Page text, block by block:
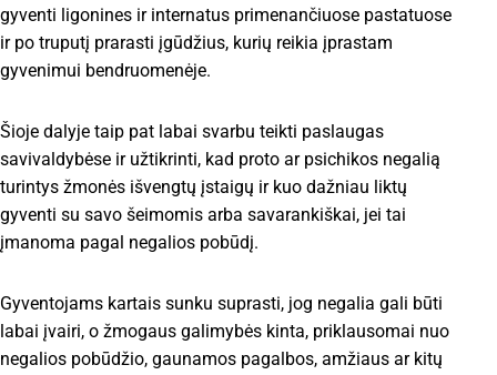
gyventi ligonines ir internatus primenančiuose pastatuose
ir po truputį prarasti įgūdžius, kurių reikia įprastam
gyvenimui bendruomenėje.
Šioje dalyje taip pat labai svarbu teikti paslaugas
savivaldybėse ir užtikrinti, kad proto ar psichikos negalią
turintys žmonės išvengtų įstaigų ir kuo dažniau liktų
gyventi su savo šeimomis arba savarankiškai, jei tai
įmanoma pagal negalios pobūdį.
Gyventojams kartais sunku suprasti, jog negalia gali būti
labai įvairi, o žmogaus galimybės kinta, priklausomai nuo
negalios pobūdžio, gaunamos pagalbos, amžiaus ar kitų